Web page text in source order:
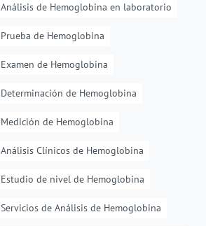
Análisis de Hemoglobina en laboratorio
Prueba de Hemoglobina
Examen de Hemoglobina
Determinación de Hemoglobina
Medición de Hemoglobina
Análisis Clínicos de Hemoglobina
Estudio de nivel de Hemoglobina
Servicios de Análisis de Hemoglobina